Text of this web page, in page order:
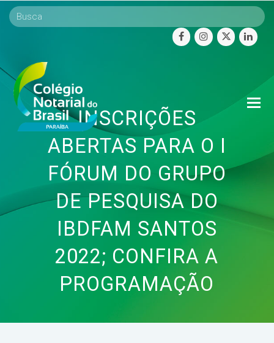
facebookinstagram
twitter
INSCRIÇÕES
ABERTAS PARA O I
FÓRUM DO GRUPO
DE PESQUISA DO
IBDFAM SANTOS
2022; CONFIRA A
PROGRAMAÇÃO